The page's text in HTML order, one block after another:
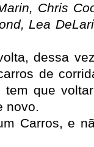
Chris
Lea
dessa
de
que
novo.
Carros, e